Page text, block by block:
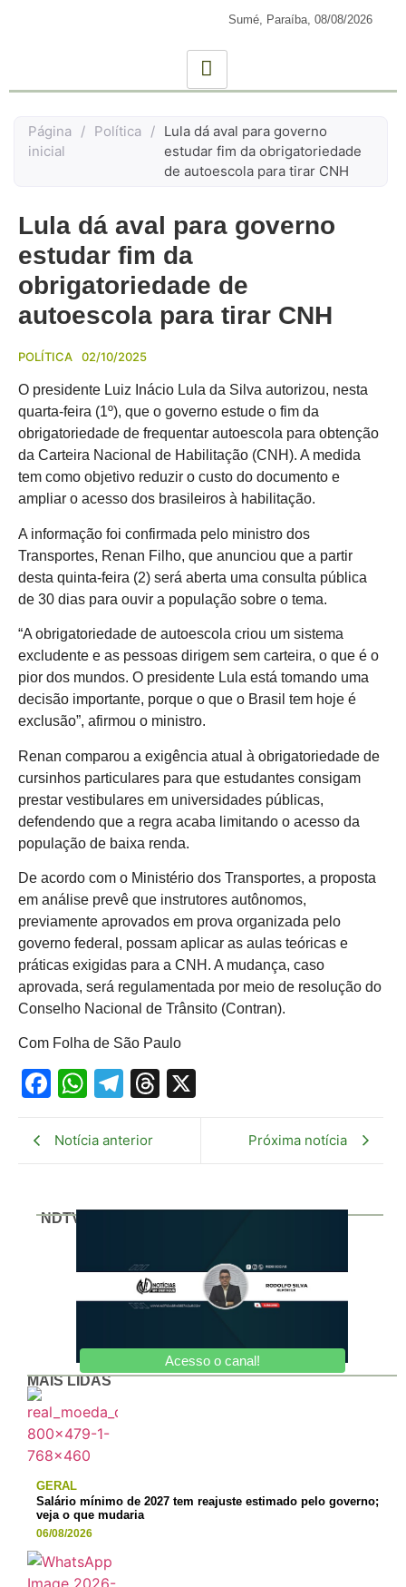
Sumé, Paraíba, 08/08/2026
Página
inicial
/ Política / Lula dá aval para governo
estudar fim da obrigatoriedade
de autoescola para tirar CNH
Lula dá aval para governo
estudar fim da
obrigatoriedade de
autoescola para tirar CNH
POLÍTICA 02/10/2025
O presidente Luiz Inácio Lula da Silva autorizou, nesta
quarta-feira (1º), que o governo estude o fim da
obrigatoriedade de frequentar autoescola para obtenção
da Carteira Nacional de Habilitação (CNH). A medida
tem como objetivo reduzir o custo do documento e
ampliar o acesso dos brasileiros à habilitação.
A informação foi confirmada pelo ministro dos
Transportes, Renan Filho, que anunciou que a partir
desta quinta-feira (2) será aberta uma consulta pública
de 30 dias para ouvir a população sobre o tema.
“A obrigatoriedade de autoescola criou um sistema
excludente e as pessoas dirigem sem carteira, o que é o
pior dos mundos. O presidente Lula está tomando uma
decisão importante, porque o que o Brasil tem hoje é
exclusão”, afirmou o ministro.
Renan comparou a exigência atual à obrigatoriedade de
cursinhos particulares para que estudantes consigam
prestar vestibulares em universidades públicas,
defendendo que a regra acaba limitando o acesso da
população de baixa renda.
De acordo com o Ministério dos Transportes, a proposta
em análise prevê que instrutores autônomos,
previamente aprovados em prova organizada pelo
governo federal, possam aplicar as aulas teóricas e
práticas exigidas para a CNH. A mudança, caso
aprovada, será regulamentada por meio de resolução do
Conselho Nacional de Trânsito (Contran).
Com Folha de São Paulo
Facebook
WhatsApp
Telegram
Threads
Notícia anterior Próxima notícia
NDTV
Acesso o canal!
MAIS LIDAS
GERAL
Salário mínimo de 2027 tem reajuste estimado pelo governo;
veja o que mudaria
06/08/2026